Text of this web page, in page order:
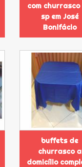
com churrasco
sp em José
Bonifácio
buffets de
churrasco a
domicílio